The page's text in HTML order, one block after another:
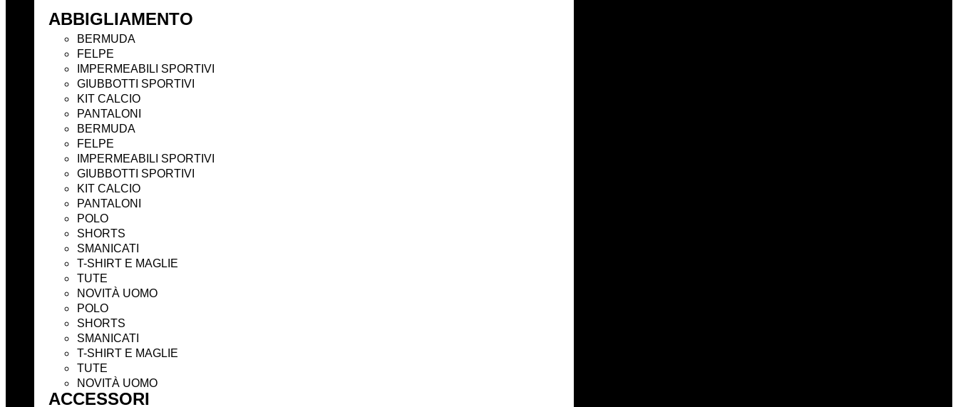
ABBIGLIAMENTO
BERMUDA
FELPE
IMPERMEABILI SPORTIVI
GIUBBOTTI SPORTIVI
KIT CALCIO
PANTALONI
BERMUDA
FELPE
IMPERMEABILI SPORTIVI
GIUBBOTTI SPORTIVI
KIT CALCIO
PANTALONI
POLO
SHORTS
SMANICATI
T-SHIRT E MAGLIE
TUTE
NOVITÀ UOMO
POLO
SHORTS
SMANICATI
T-SHIRT E MAGLIE
TUTE
NOVITÀ UOMO
ACCESSORI